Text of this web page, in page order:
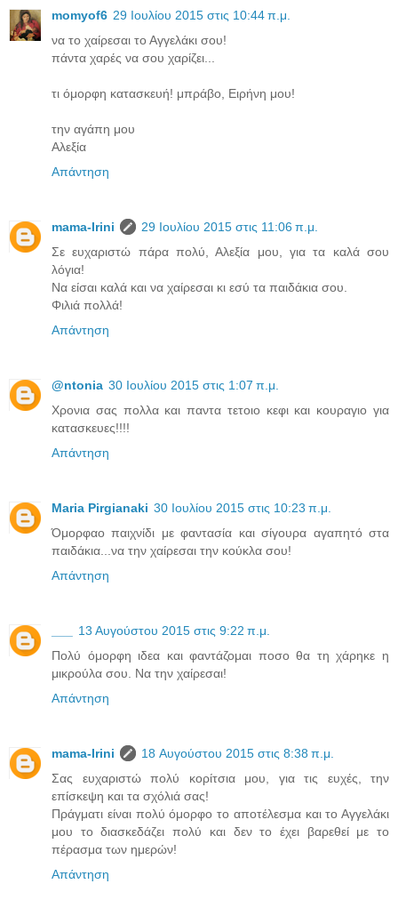
momyof6 29 Ιουλίου 2015 στις 10:44 π.μ.
να το χαίρεσαι το Αγγελάκι σου!
πάντα χαρές να σου χαρίζει...
τι όμορφη κατασκευή! μπράβο, Ειρήνη μου!
την αγάπη μου
Αλεξία
Απάντηση
mama-Irini
29 Ιουλίου 2015 στις 11:06 π.μ.
Σε ευχαριστώ πάρα πολύ, Αλεξία μου, για τα καλά σου
λόγια!
Να είσαι καλά και να χαίρεσαι κι εσύ τα παιδάκια σου.
Φιλιά πολλά!
Απάντηση
@ntonia 30 Ιουλίου 2015 στις 1:07 π.μ.
Χρονια σας πολλα και παντα τετοιο κεφι και κουραγιο για
κατασκευες!!!!
Απάντηση
Maria Pirgianaki 30 Ιουλίου 2015 στις 10:23 π.μ.
Όμορφαο παιχνίδι με φαντασία και σίγουρα αγαπητό στα
παιδάκια...να την χαίρεσαι την κούκλα σου!
Απάντηση
13 Αυγούστου 2015 στις 9:22 π.μ.
Πολύ όμορφη ιδεα και φαντάζομαι ποσο θα τη χάρηκε η
μικρούλα σου. Να την χαίρεσαι!
Απάντηση
mama-Irini
18 Αυγούστου 2015 στις 8:38 π.μ.
Σας ευχαριστώ πολύ κορίτσια μου, για τις ευχές, την
επίσκεψη και τα σχόλιά σας!
Πράγματι είναι πολύ όμορφο το αποτέλεσμα και το Αγγελάκι
μου το διασκεδάζει πολύ και δεν το έχει βαρεθεί με το
πέρασμα των ημερών!
Απάντηση